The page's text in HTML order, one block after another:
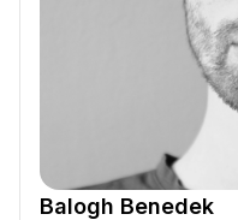
Balogh Benedek